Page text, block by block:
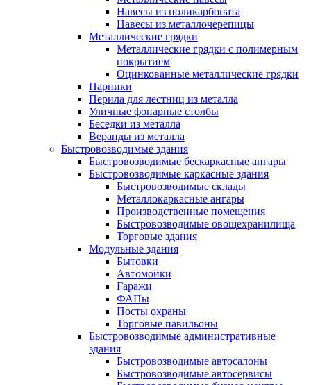
Навесы из поликарбоната
Навесы из металлочерепицы
Металлические грядки
Металлические грядки с полимерным
покрытием
Оцинкованные металлические грядки
Парники
Перила для лестниц из металла
Уличные фонарные столбы
Беседки из металла
Веранды из металла
Быстровозводимые здания
Быстровозводимые бескаркасные ангары
Быстровозводимые каркасные здания
Быстровозводимые склады
Металлокаркасные ангары
Производственные помещения
Быстровозводимые овощехранилища
Торговые здания
Модульные здания
Бытовки
Автомойки
Гаражи
ФАПы
Посты охраны
Торговые павильоны
Быстровозводимые административные
здания
Быстровозводимые автосалоны
Быстровозводимые автосервисы